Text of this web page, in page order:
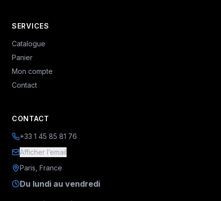
SERVICES
Catalogue
Panier
Mon compte
Contact
CONTACT
+33 1 45 85 81 76
Afficher l’email
Paris, France
Du lundi au vendredi